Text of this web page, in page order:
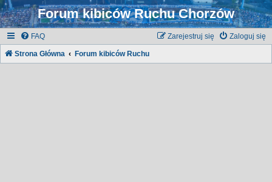
Forum kibiców Ruchu Chorzów
FAQ Zaloguj się
Zarejestruj się
Strona Główna Forum kibiców Ruchu